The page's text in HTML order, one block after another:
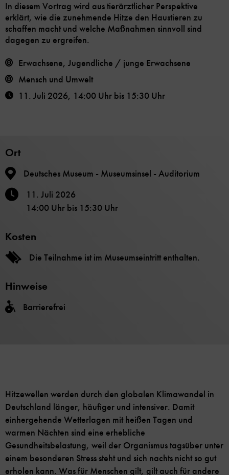
In diesem Vortrag wird aus tierärztlicher Perspektive
erklärt, wie die zunehmende Hitze den Haustieren zu
schaffen macht und welche Maßnahmen sinnvoll sind
dagegen zu ergreifen.
Erwachsene, Jugendliche / junge Erwachsene
Mensch und Umwelt
11. Juli 2026, 14:00 Uhr bis 15:30 Uhr
Ort
Deutsches Museum - Museumsinsel - Auditorium
11. Juli 2026
14:00 Uhr bis 15:30 Uhr
Kosten
Die Teilnahme ist im Museumseintritt enthalten.
Hinweise
Barrierefrei
Hitzewellen werden durch den globalen Klimawandel in
Deutschland länger, häufiger und intensiver. Damit
einhergehende Wetterlagen mit heißen Tagen und
warmen Nächten sind eine erhebliche
Gesundheitsbelastung, weil der Organismus tagsüber unter
einem besonderen Stress steht und sich nachts nicht so gut
erholen kann. Was für Menschen gilt, gilt auch für andere